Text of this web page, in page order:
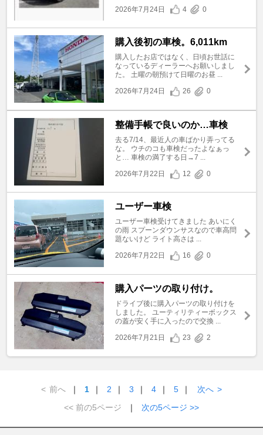
2026年7月24日
4 0
購入後初の車検。6,011km
購入したお店ではなく、日頃お世話に
なっているディーラーへお願いしまし
た。 土曜の朝預けて日曜のお昼 ...
2026年7月24日
26 0
整備手帳で良いのか…車検
去る7/14、最近人の車ばかり弄ってる
な。 ウチのコも車検だったよなぁっ
と… 車検の満了する日→7 ...
2026年7月22日
12 0
ユーザー車検
ユーザー車検受けてきました あいにく
の雨 スプーンダウンサスなので車高問
題ないけど ライト高さは ...
2026年7月22日
16 0
購入パーツの取り付け。
ドライブ後に購入パーツの取り付けを
しました。 ユーティリティーボックス
の蓋が安く手に入ったので交換 ...
2026年7月21日
23 2
< 前へ ｜ 1 ｜ 2 ｜ 3 ｜ 4 ｜ 5 ｜ 次へ >
<< 前の5ページ
｜ 次の5ページ >>